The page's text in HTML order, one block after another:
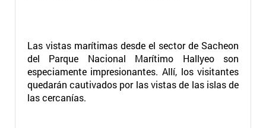
Las vistas marítimas desde el sector de Sacheon
del Parque Nacional Marítimo Hallyeo son
especiamente impresionantes. Allí, los visitantes
quedarán cautivados por las vistas de las islas de
las cercanías.